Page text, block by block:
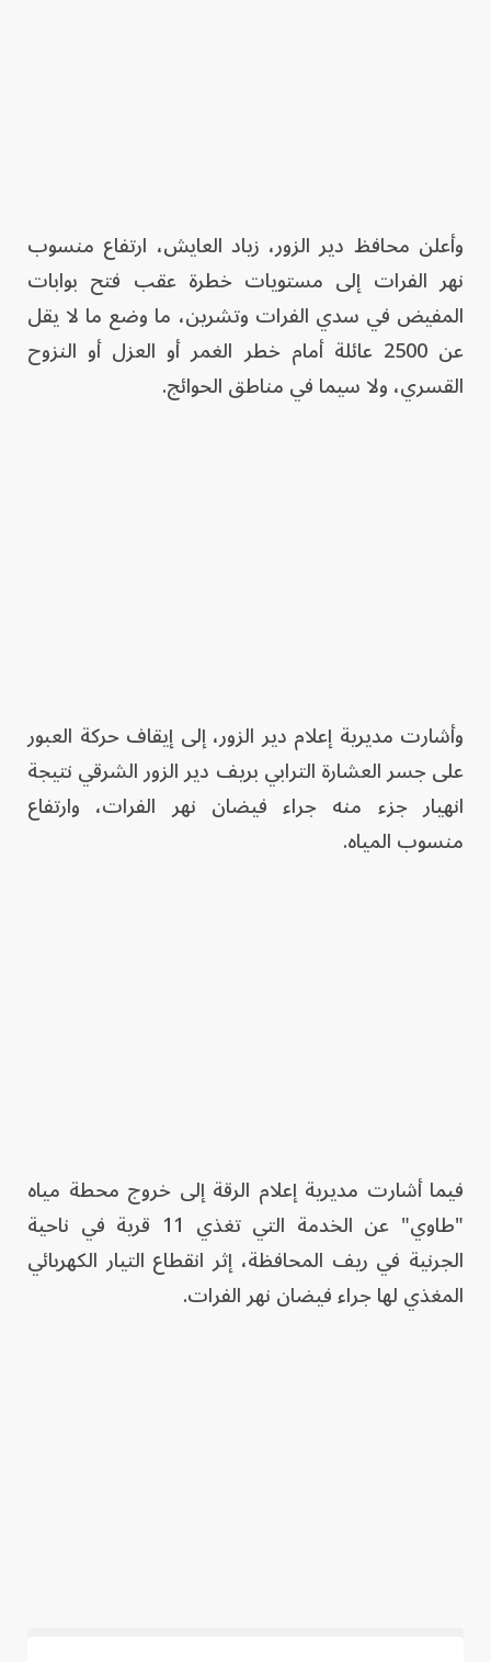
وأعلن محافظ دير الزور، زياد العايش، ارتفاع منسوب
نهر الفرات إلى مستويات خطرة عقب فتح بوابات
المفيض في سدي الفرات وتشرين، ما وضع ما لا يقل
عن 2500 عائلة أمام خطر الغمر أو العزل أو النزوح
القسري، ولا سيما في مناطق الحوائج.
وأشارت مديرية إعلام دير الزور، إلى إيقاف حركة العبور
على جسر العشارة الترابي بريف دير الزور الشرقي نتيجة
انهيار جزء منه جراء فيضان نهر الفرات، وارتفاع
منسوب المياه.
فيما أشارت مديرية إعلام الرقة إلى خروج محطة مياه
"طاوي" عن الخدمة التي تغذي 11 قرية في ناحية
الجرنية في ريف المحافظة، إثر انقطاع التيار الكهربائي
المغذي لها جراء فيضان نهر الفرات.